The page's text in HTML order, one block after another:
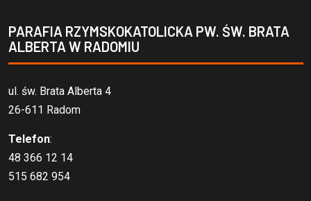
PARAFIA RZYMSKOKATOLICKA PW. ŚW. BRATA
ALBERTA W RADOMIU
ul. św. Brata Alberta 4
26-611 Radom
Telefon:
48 366 12 14
515 682 954